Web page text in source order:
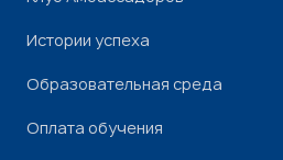
Истории успеха
Образовательная среда
Оплата обучения